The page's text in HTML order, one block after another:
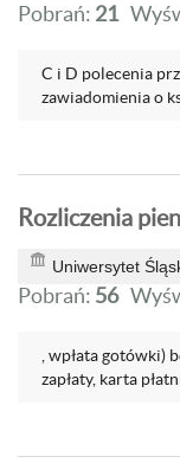
Pobrań: 21
C i D polecenia
zawiadomienia o
Rozliczenia
Uniwersytet
Pobrań: 56
, wpłata gotówki)
zapłaty, karta